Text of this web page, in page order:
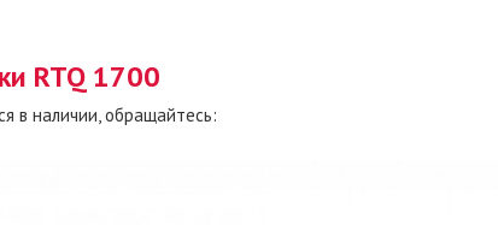
RTQ 1700
в наличии, обращайтесь: